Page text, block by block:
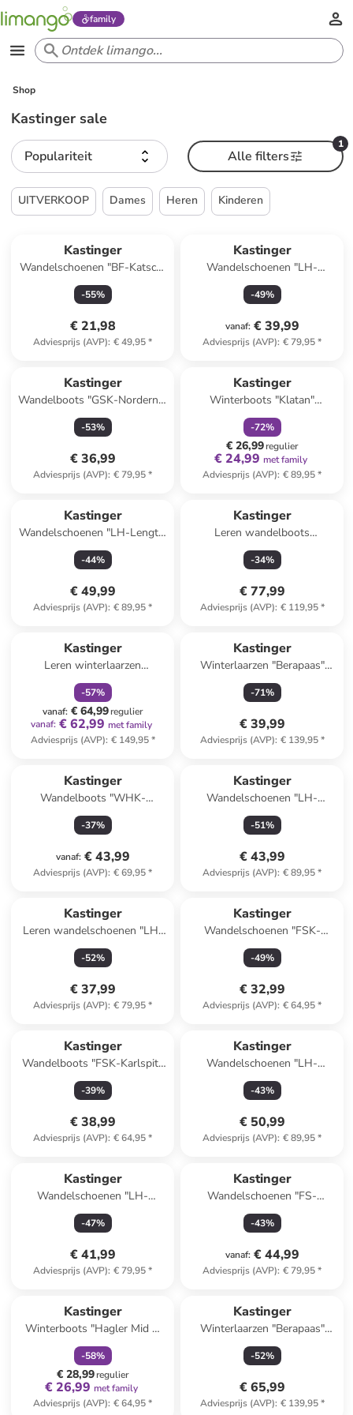
family
Shop
Kastinger sale
Populariteit
1
Alle filters
UITVERKOOP Dames Heren Kinderen
Kastinger
Wandelschoenen "BF-Katsch"
zwart/lichtblauw
-55%
€ 21,98
Adviesprijs (AVP): € 49,95*
Kastinger
Wandelschoenen "LH-
Crosshike Low KTX"
kaki/olijfgroen
-49%
vanaf: € 39,99
Adviesprijs (AVP): € 79,95*
Kastinger
Wandelboots "GSK-Norderner
Mid XT KTX" grijs/turquoise
-53%
€ 36,99
Adviesprijs (AVP): € 79,95*
Kastinger
Winterboots "Klatan"
donkerblauw/geel
-72%
€ 26,99regulier
€ 24,99 met family
Adviesprijs (AVP): € 89,95*
Kastinger
Wandelschoenen "LH-Lengtal
Low XT KTX" blauw
-44%
€ 49,99
Adviesprijs (AVP): € 89,95*
Kastinger
Leren wandelboots
"Pfälzerwald25" bruin/beige
-34%
€ 77,99
Adviesprijs (AVP): € 119,95*
Kastinger
Leren winterlaarzen
"Wannera" lichtbruin
-57%
vanaf: € 64,99regulier
vanaf: € 62,99 met family
Adviesprijs (AVP): € 149,95*
Kastinger
Winterlaarzen "Berapaas"
bruin/zwart
-71%
€ 39,99
Adviesprijs (AVP): € 139,95*
Kastinger
Wandelboots "WHK-
Grunberry High XT KTX"
paars/roze
-37%
vanaf: € 43,99
Adviesprijs (AVP): € 69,95*
Kastinger
Wandelschoenen "LH-
Wildberg low KTX''
zwart/rood
-51%
€ 43,99
Adviesprijs (AVP): € 89,95*
Kastinger
Leren wandelschoenen "LH-
Knaudach Low KTX"
antraciet/grijs
-52%
€ 37,99
Adviesprijs (AVP): € 79,95*
Kastinger
Wandelschoenen "FSK-
Preiner low XT KTX''
blauw/oranje
-49%
€ 32,99
Adviesprijs (AVP): € 64,95*
Kastinger
Wandelboots "FSK-Karlspitz
Mid EV KTX" grijs/oranje
-39%
€ 38,99
Adviesprijs (AVP): € 64,95*
Kastinger
Wandelschoenen "LH-
Wildberg low KTX''
bruin/zwart
-43%
€ 50,99
Adviesprijs (AVP): € 89,95*
Kastinger
Wandelschoenen "LH-
Knaudach Low KTX"
grijs/turquoise
-47%
€ 41,99
Adviesprijs (AVP): € 79,95*
Kastinger
Wandelschoenen "FS-
Everyhiker Low XT KTX"
zwart/grijs
-43%
vanaf: € 44,99
Adviesprijs (AVP): € 79,95*
Kastinger
Winterboots "Hagler Mid V
KTX" donkerblauw
-58%
€ 28,99regulier
€ 26,99 met family
Adviesprijs (AVP): € 64,95*
Kastinger
Winterlaarzen "Berapaas"
zwart
-52%
€ 65,99
Adviesprijs (AVP): € 139,95*